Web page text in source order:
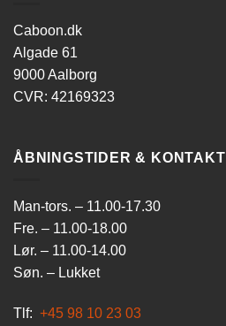
Caboon.dk
Algade 61
9000 Aalborg
CVR: 42169323
ÅBNINGSTIDER & KONTAKT
Man-tors. – 11.00-17.30
Fre. – 11.00-18.00
Lør. – 11.00-14.00
Søn. – Lukket
Tlf: +45 98 10 23 03